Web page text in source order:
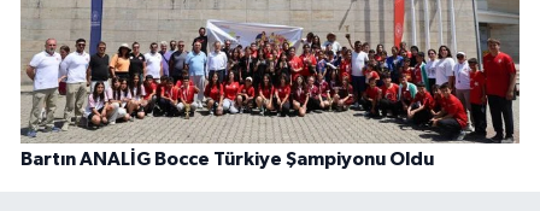
Bartın ANALİG Bocce Türkiye Şampiyonu Oldu